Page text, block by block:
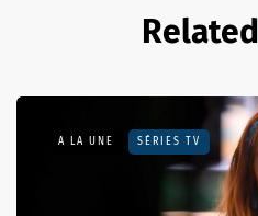
A LA UNE SÉRIES TV